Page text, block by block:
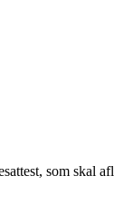
som skal